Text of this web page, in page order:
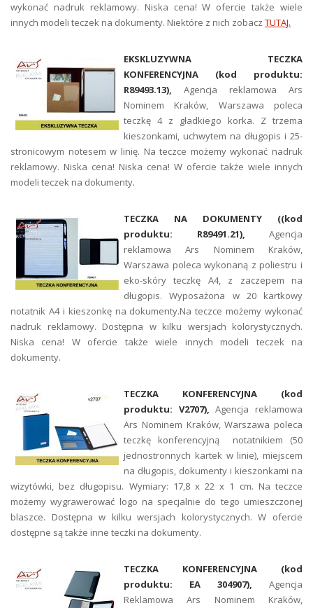
wykonać nadruk reklamowy. Niska cena! W ofercie także wiele
innych modeli teczek na dokumenty. Niektóre z nich zobacz TUTAJ.
EKSKLUZYWNA TECZKA
KONFERENCYJNA (kod produktu:
R89493.13), Agencja reklamowa Ars
Nominem Kraków, Warszawa poleca
teczkę 4 z gładkiego korka. Z trzema
kieszonkami, uchwytem na długopis i 25-
stronicowym notesem w linię. Na teczce możemy wykonać nadruk
reklamowy. Niska cena! Niska cena! W ofercie także wiele innych
modeli teczek na dokumenty.
TECZKA NA DOKUMENTY ((kod
produktu: R89491.21), Agencja
reklamowa Ars Nominem Kraków,
Warszawa poleca wykonaną z poliestru i
eko-skóry teczkę A4, z zaczepem na
długopis. Wyposażona w 20 kartkowy
notatnik A4 i kieszonkę na dokumenty.Na teczce możemy wykonać
nadruk reklamowy. Dostępna w kilku wersjach kolorystycznych.
Niska cena! W ofercie także wiele innych modeli teczek na
dokumenty.
TECZKA KONFERENCYJNA (kod
produktu: V2707),Agencja reklamowa
Ars Nominem Kraków, Warszawa poleca
teczkę konferencyjną notatnikiem (50
jednostronnych kartek w linie), miejscem
na długopis, dokumenty i kieszonkami na
wizytówki, bez długopisu. Wymiary: 17,8 x 22 x 1 cm. Na teczce
możemy wygrawerować logo na specjalnie do tego umieszczonej
blaszce. Dostępna w kilku wersjach kolorystycznych. W ofercie
dostępne są także inne teczki na dokumenty.
TECZKA KONFERENCYJNA (kod
produktu: EA 304907), Agencja
Reklamowa Ars Nominem Kraków,